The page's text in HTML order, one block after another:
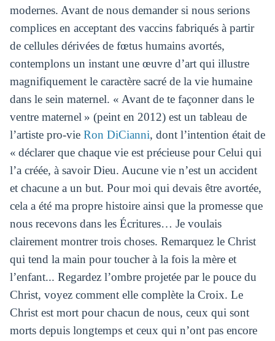
modernes. Avant de nous demander si nous serions
complices en acceptant des vaccins fabriqués à partir
de cellules dérivées de fœtus humains avortés,
contemplons un instant une œuvre d’art qui illustre
magnifiquement le caractère sacré de la vie humaine
dans le sein maternel. « Avant de te façonner dans le
ventre maternel » (peint en 2012) est un tableau de
l’artiste pro-vie Ron DiCianni, dont l’intention était de
« déclarer que chaque vie est précieuse pour Celui qui
l’a créée, à savoir Dieu. Aucune vie n’est un accident
et chacune a un but. Pour moi qui devais être avortée,
cela a été ma propre histoire ainsi que la promesse que
nous recevons dans les Écritures… Je voulais
clairement montrer trois choses. Remarquez le Christ
qui tend la main pour toucher à la fois la mère et
l’enfant... Regardez l’ombre projetée par le pouce du
Christ, voyez comment elle complète la Croix. Le
Christ est mort pour chacun de nous, ceux qui sont
morts depuis longtemps et ceux qui n’ont pas encore